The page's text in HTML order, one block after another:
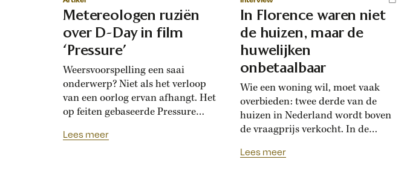
Metereologen ruziën
over D-Day in film
‘Pressure’
Weersvoorspelling een saai
onderwerp? Niet als het verloop
van een oorlog ervan afhangt. Het
op feiten gebaseerde Pressure
tussen geallieerde meteorologen
Lees meer
In Florence waren niet
de huizen, maar de
huwelijken
onbetaalbaar
Wie een woning wil, moet vaak
overbieden: twee derde van de
huizen in Nederland wordt boven
de vraagprijs verkocht. In de
ook last van overbiedingsgekte:
Lees meer